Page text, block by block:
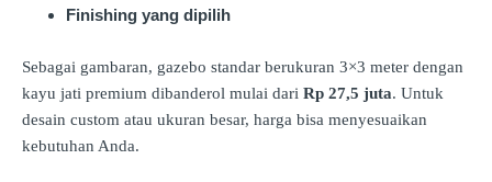
Finishing yang dipilih
Sebagai gambaran, gazebo standar berukuran 3×3 meter dengan
kayu jati premium dibanderol mulai dari Rp 27,5 juta. Untuk
desain custom atau ukuran besar, harga bisa menyesuaikan
kebutuhan Anda.